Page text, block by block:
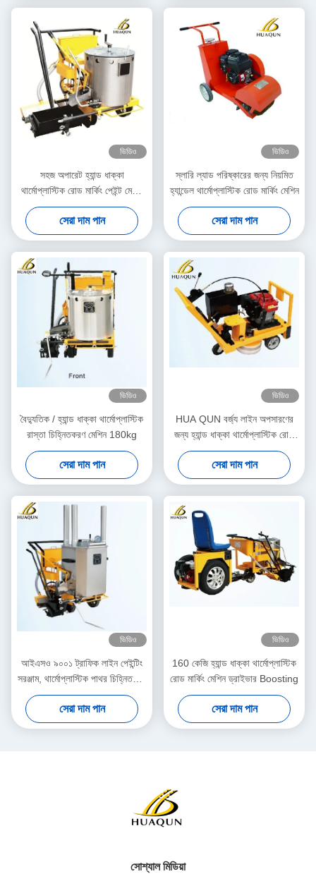
ভিডিও
সহজ অপারেট হ্যান্ড ধাক্কা
থার্মোপ্লাস্টিক রোড মার্কিং পেইন্ট মেশিন
কম্প্যাক্ট কাঠামো
সেরা দাম পান
ভিডিও
স্লারি ল্যাড পরিষ্কারের জন্য নিয়মিত
হ্যান্ডেল থার্মোপ্লাস্টিক রোড মার্কিং মেশিন
সেরা দাম পান
ভিডিও
বৈদ্যুতিক / হ্যান্ড ধাক্কা থার্মোপ্লাস্টিক
রাস্তা চিহ্নিতকরণ মেশিন 180kg
সেরা দাম পান
ভিডিও
HUA QUN বর্জ্য লাইন অপসারণের
জন্য হ্যান্ড ধাক্কা থার্মোপ্লাস্টিক রোড
মার্কিং মেশিন
সেরা দাম পান
ভিডিও
আইএসও ৯০০১ ট্রাফিক লাইন পেইন্টিং
সরঞ্জাম, থার্মোপ্লাস্টিক পাথর চিহ্নিতকরণ
মেশিন
সেরা দাম পান
ভিডিও
160 কেজি হ্যান্ড ধাক্কা থার্মোপ্লাস্টিক
রোড মার্কিং মেশিন ড্রাইভার Boosting
সেরা দাম পান
সোশ্যাল মিডিয়া